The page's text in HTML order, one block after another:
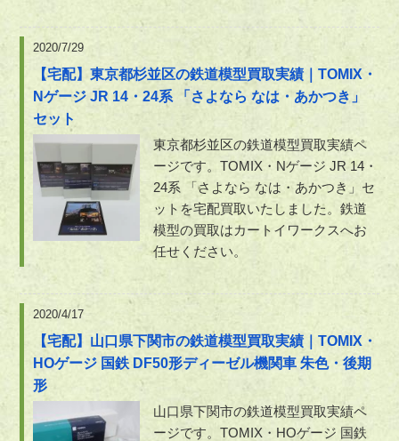
2020/7/29
【宅配】東京都杉並区の鉄道模型買取実績｜TOMIX・
Nゲージ JR 14・24系 「さよなら なは・あかつき」
セット
東京都杉並区の鉄道模型買取実績ペ
ージです。TOMIX・Nゲージ JR 14・
24系 「さよなら なは・あかつき」セ
ットを宅配買取いたしました。鉄道
模型の買取はカートイワークスへお
任せください。
2020/4/17
【宅配】山口県下関市の鉄道模型買取実績｜TOMIX・
HOゲージ 国鉄 DF50形ディーゼル機関車 朱色・後期
形
山口県下関市の鉄道模型買取実績ペ
ージです。TOMIX・HOゲージ 国鉄